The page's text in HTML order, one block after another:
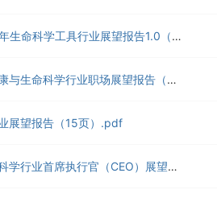
WOLFE Research：2026年生命科学工具行业展望报告1.0（英文版）（70页）.pdf
万宝盛华：2026年医疗健康与生命科学行业职场展望报告（11页）.pdf
展望报告（15页）.pdf
毕马威：2025年全球生命科学行业首席执行官（CEO）展望报告（英文版）（22页）.pdf